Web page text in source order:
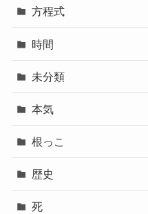
方程式
時間
未分類
本気
根っこ
歴史
死